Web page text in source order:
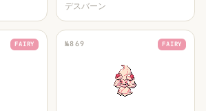
デスバーン
FAIRY №869 FAIRY